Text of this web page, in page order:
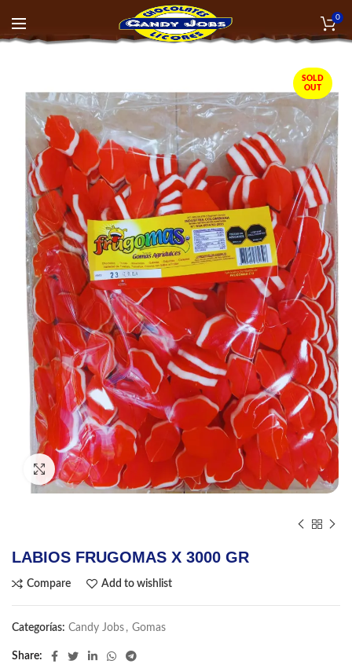
0
SOLD
OUT
Click to enlarge
LABIOS FRUGOMAS X 3000 GR
Compare Add to wishlist
Categorías: Candy Jobs , Gomas
Share